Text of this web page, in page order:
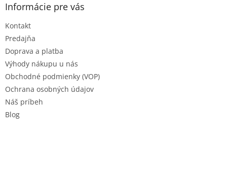
Informácie pre vás
Kontakt
Predajňa
Doprava a platba
Výhody nákupu u nás
Obchodné podmienky (VOP)
Ochrana osobných údajov
Náš príbeh
Blog